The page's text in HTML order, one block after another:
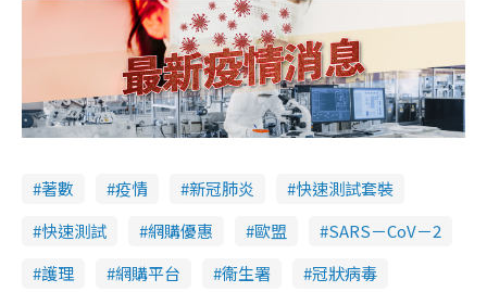
著數 疫情 新冠肺炎
快速測試套裝
快速測試
網購優惠 歐盟
SARS－CoV－2
護理
網購平台 衞生署 冠狀病毒